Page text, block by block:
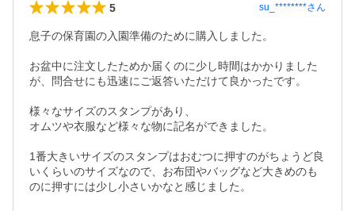
5 su_********さん
息子の保育園の入園準備のために購入しました。
お盆中に注文したためか届くのに少し時間はかかりました
が、問合せにも迅速にご返答いただけて良かったです。
様々なサイズのスタンプがあり、
オムツや衣服など様々な物に記名ができました。
1番大きいサイズのスタンプはおむつに押すのがちょうど良
いくらいのサイズなので、お布団やバッグなど大きめのも
のに押すには少し小さいかなと感じました。